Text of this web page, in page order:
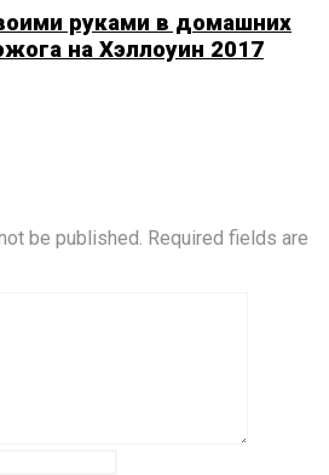
руками в домашних
на Хэллоуин 2017
be published. Required fields are